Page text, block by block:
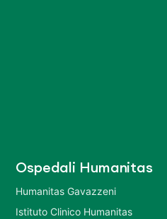
Ospedali Humanitas
Humanitas Gavazzeni
Istituto Clinico Humanitas